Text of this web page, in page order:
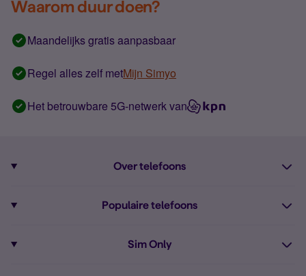
Waarom duur doen?
Maandelijks gratis aanpasbaar
Regel alles zelf metMijn Simyo
Het betrouwbare 5G-netwerk van
Over telefoons
Alle telefoons
Populaire telefoons
Sim Only